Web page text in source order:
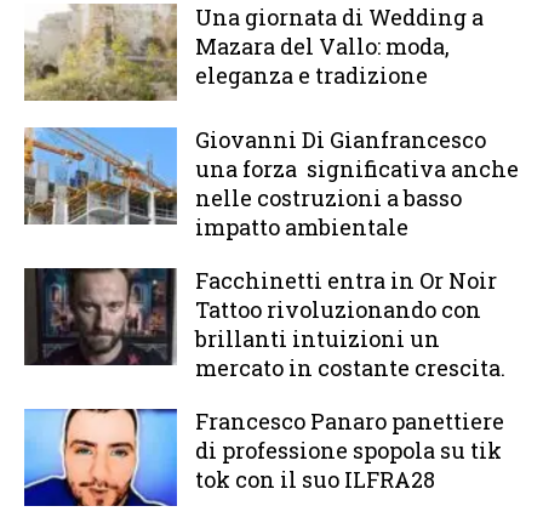
Una giornata di Wedding a
Mazara del Vallo: moda,
eleganza e tradizione
Giovanni Di Gianfrancesco
una forza significativa anche
nelle costruzioni a basso
impatto ambientale
Facchinetti entra in Or Noir
Tattoo rivoluzionando con
brillanti intuizioni un
mercato in costante crescita.
Francesco Panaro panettiere
di professione spopola su tik
tok con il suo ILFRA28